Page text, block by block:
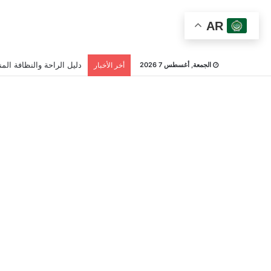
الجمعة, أغسطس 7 2026 أخر الأخبار دليل الراحة والنظافة
AR